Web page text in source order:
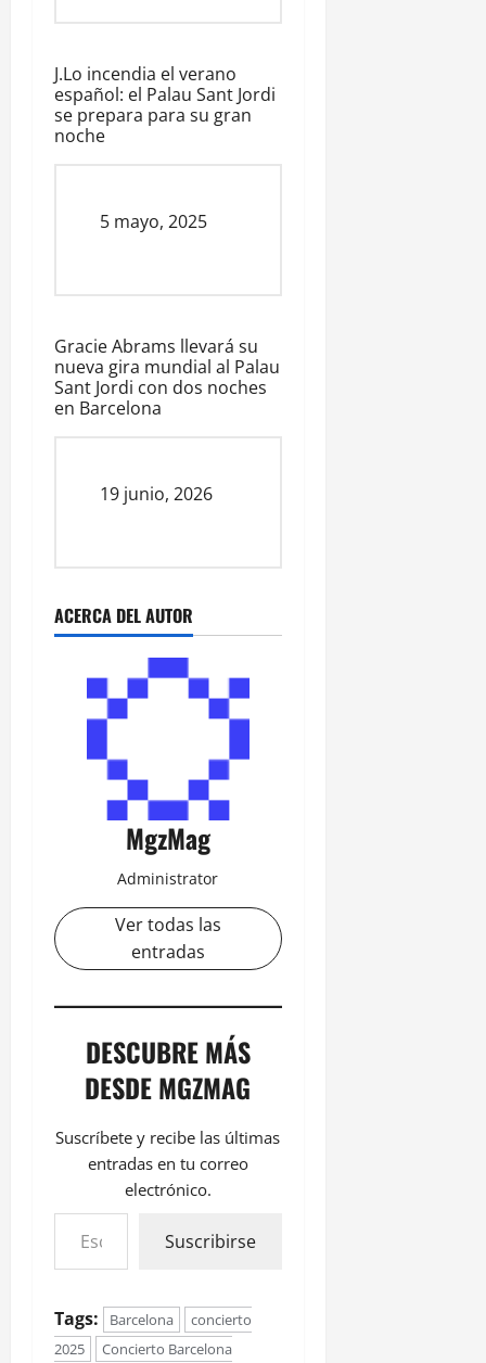
J.Lo incendia el verano
español: el Palau Sant Jordi
se prepara para su gran
noche
Fecha
5 mayo, 2025
Gracie Abrams llevará su
nueva gira mundial al Palau
Sant Jordi con dos noches
en Barcelona
Fecha
19 junio, 2026
ACERCA DEL AUTOR
MgzMag
Administrator
Ver todas las
entradas
DESCUBRE MÁS
DESDE MGZMAG
Suscríbete y recibe las últimas
entradas en tu correo
electrónico.
Suscribirse
Tags: Barcelona
concierto
2025
Concierto Barcelona